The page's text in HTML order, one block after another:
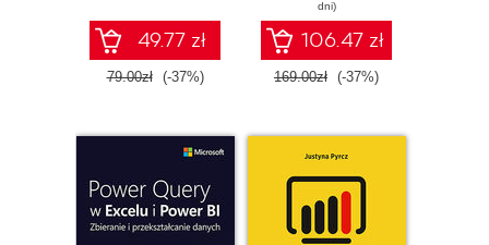
49.77 zł
79.00zł (-37%)
przekształceń
danych
dni)
106.47 zł
169.00zł (-37%)